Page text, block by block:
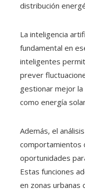
distribución
La inteligencia
fundamental en
inteligentes
prever
gestionar mejor
como energía
Además, el
comportamientos
oportunidades
Estas funciones
en zonas urbanas